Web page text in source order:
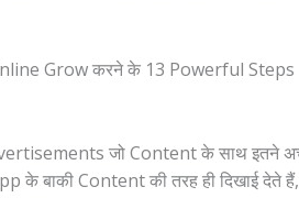
Grow करने के 13 Powerful Steps
जो Content के साथ इतने
के बाकी Content की तरह ही दिखाई देते